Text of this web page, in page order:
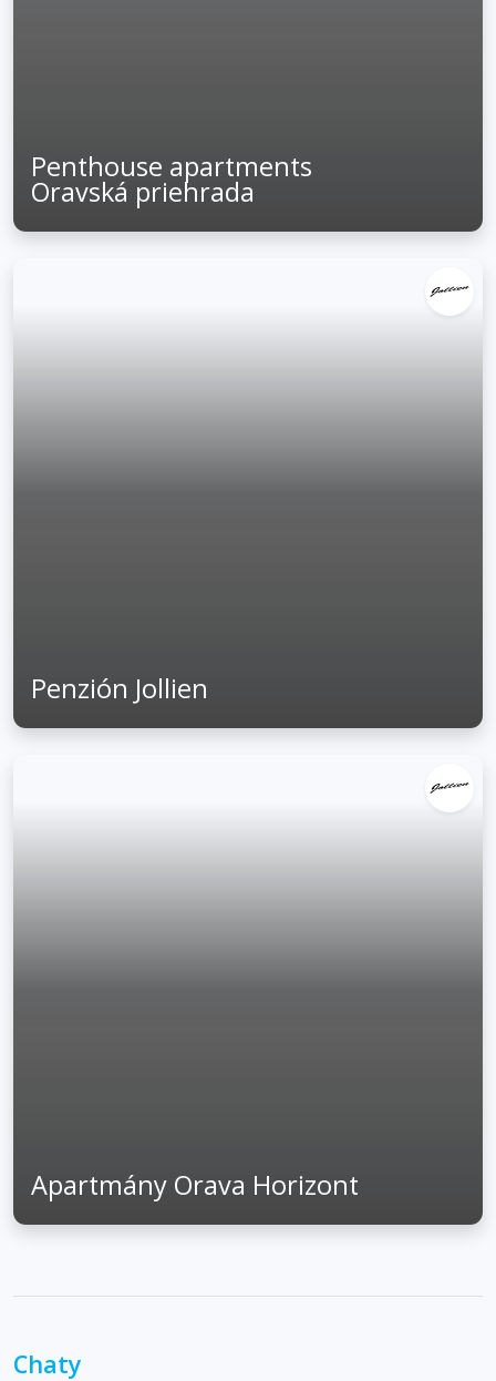
Penthouse apartments
Oravská priehrada
Penzión Jollien
Apartmány Orava Horizont
Chaty